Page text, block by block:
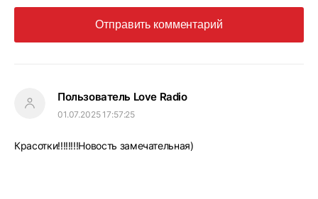
Отправить комментарий
Пользователь Love Radio
01.07.2025 17:57:25
Красотки!!!!!!!!Новость замечательная)